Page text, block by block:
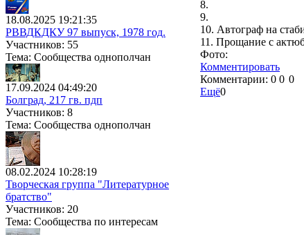
18.08.2025 19:21:35
РВВДКДКУ 97 выпуск, 1978 год.
Участников: 55
Тема: Сообщества однополчан
17.09.2024 04:49:20
Болград, 217 гв. пдп
Участников: 8
Тема: Сообщества однополчан
08.02.2024 10:28:19
Творческая группа "Литературное
братство"
Участников: 20
Тема: Сообщества по интересам
8.
9.
10. Автограф на
11. Прощание с
Фото:
Комментировать
Комментарии: 0 0 0
Ещё0